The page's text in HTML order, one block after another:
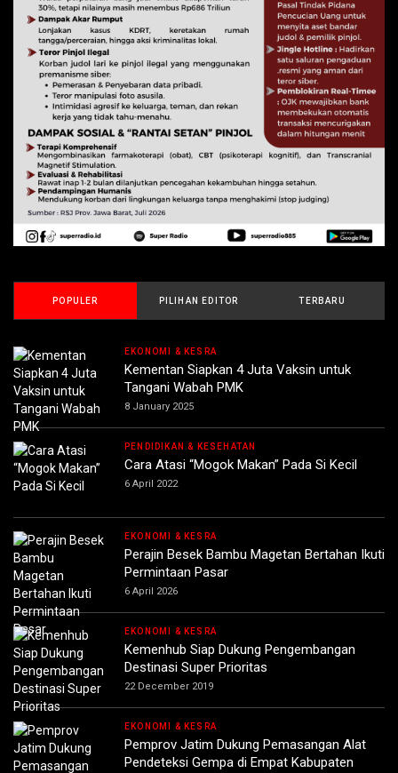
POPULER PILIHAN EDITOR TERBARU
EKONOMI & KESRA
Kementan Siapkan 4 Juta Vaksin untuk
Tangani Wabah PMK
8 January 2025
PENDIDIKAN & KESEHATAN
Cara Atasi “Mogok Makan” Pada Si Kecil
6 April 2022
EKONOMI & KESRA
Perajin Besek Bambu Magetan Bertahan Ikuti
Permintaan Pasar
6 April 2026
EKONOMI & KESRA
Kemenhub Siap Dukung Pengembangan
Destinasi Super Prioritas
22 December 2019
EKONOMI & KESRA
Pemprov Jatim Dukung Pemasangan Alat
Pendeteksi Gempa di Empat Kabupaten